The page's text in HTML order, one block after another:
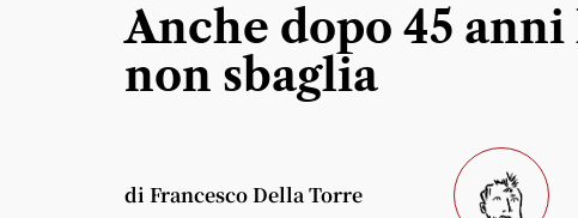
Anche dopo 45
non sbaglia
di Francesco Della Torre